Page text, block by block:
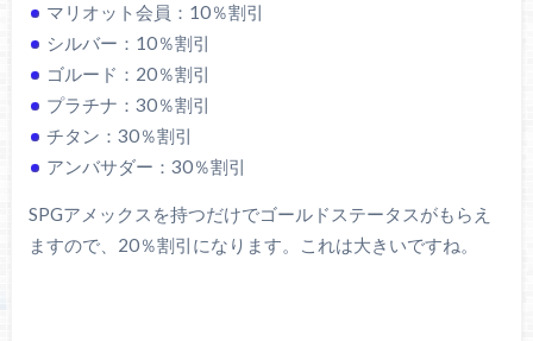
マリオット会員：10％割引
シルバー：10％割引
ゴルード：20％割引
プラチナ：30％割引
チタン：30％割引
アンバサダー：30％割引
SPGアメックスを持つだけでゴールドステータスがもらえ
ますので、20％割引になります。これは大きいですね。